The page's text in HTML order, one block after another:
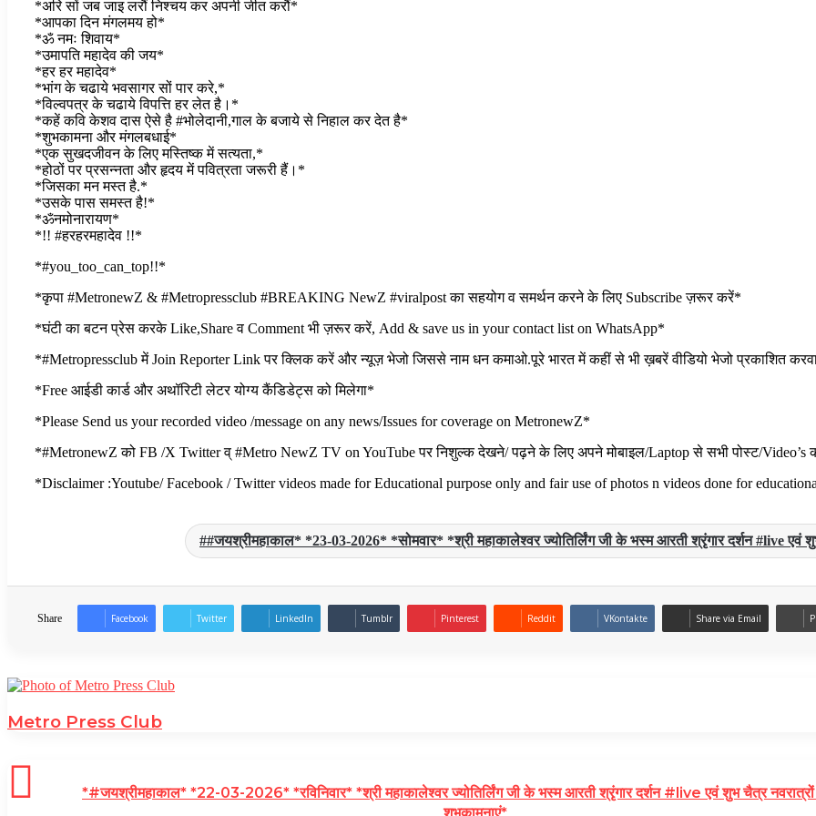
*अरि सों जब जाइ लरौं निश्चय कर अपनी जीत करौं*
*आपका दिन मंगलमय हो*
*ॐ नमः शिवाय*
*उमापति महादेव की जय*
*हर हर महादेव*
*भांग के चढाये भवसागर सों पार करे,*
*विल्वपत्र के चढाये विपत्ति हर लेत है।*
*कहें कवि केशव दास ऐसे है #भोलेदानी,गाल के बजाये से निहाल कर देत है*
*शुभकामना और मंगलबधाई*
*एक सुखदजीवन के लिए मस्तिष्क में सत्यता,*
*होठों पर प्रसन्नता और हृदय में पवित्रता जरूरी हैं।*
*जिसका मन मस्त है.*
*उसके पास समस्त है!*
*ॐनमोनारायण*
*!! #हरहरमहादेव !!*
*#you_too_can_top!!*
*कृपा #MetronewZ & #Metropressclub #BREAKING NewZ #viralpost का सहयोग व समर्थन करने के लिए Subscribe ज़रूर करें*
*घंटी का बटन प्रेस करके Like,Share व Comment भी ज़रूर करें, Add & save us in your contact list on WhatsApp*
*#Metropressclub में Join Reporter Link पर क्लिक करें और न्यूज़ भेजो जिससे नाम धन कमाओ.पूरे भारत में कहीं से भी ख़बरें वीडियो भेजो प्रकाशित
*Free आईडी कार्ड और अथॉरिटी लेटर योग्य कैंडिडेट्स को मिलेगा*
*Please Send us your recorded video /message on any news/Issues for coverage on MetronewZ*
*#MetronewZ को FB /X Twitter व् #Metro NewZ TV on YouTube पर निशुल्क देखने/ पढ़ने के लिए अपने मोबाइल/Laptop से सभी पोस्ट/
*Disclaimer :Youtube/ Facebook / Twitter videos made for Educational purpose only and fair use of photos n videos done for
#जयश्रीमहाकाल* *23-03-2026* *सोमवार* *श्री महाकालेश्वर ज्योतिर्लिंग जी के भस्म आरती श्रृंगार दर्शन #live एवं
Share Facebook Twitter LinkedIn Tumblr Pinterest Reddit VKontakte Share via Email
Metro Press Club
*#जयश्रीमहाकाल* *22-03-2026* *रविनिवार* *श्री महाकालेश्वर ज्योतिर्लिंग जी के भस्म आरती श्रृंगार दर्शन #live एवं शुभ चैत्र नवरात्रों